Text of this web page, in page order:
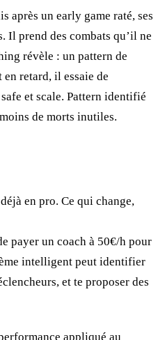
après un early game raté, ses
Il prend des combats qu’il ne
révèle : un pattern de
retard, il essaie de
et scale. Pattern identifié
de morts inutiles.
en pro. Ce qui change,
payer un coach à 50€/h pour
intelligent peut identifier
et te proposer des
appliqué au